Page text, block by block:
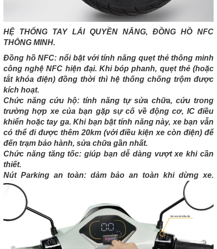
HỆ THỐNG TAY LÁI QUYỀN NĂNG, ĐỒNG HỒ NFC
THÔNG MINH.
Đồng hồ NFC: nổi bật với tính năng quẹt thẻ thông minh
công nghệ NFC hiện đại. Khi bóp phanh, quẹt thẻ (hoặc
tắt khóa điện) đồng thời thì hệ thống chống trộm được
kích hoạt.
Chức năng cứu hộ: tính năng tự sửa chữa, cứu trong
trường hợp xe của bạn gặp sự cố về động cơ, IC điều
khiển hoặc tay ga. Khi bạn bật tính năng này, xe bạn vẫn
có thể đi được thêm 20km (với điều kiện xe còn điện) để
đến trạm bảo hành, sửa chữa gần nhất.
Chức năng tăng tốc: giúp bạn dễ dàng vượt xe khi cần
thiết.
Nút Parking an toàn: dảm bảo an toàn khi dừng xe.